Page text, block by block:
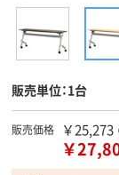
販売単位：1台
販売価格 ￥25,273
￥